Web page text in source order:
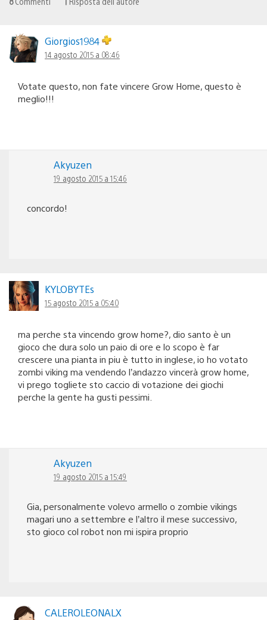
Giorgios1984
14 agosto 2015 a 08:46
Votate questo, non fate vincere Grow Home, questo è
meglio!!!
Akyuzen
19 agosto 2015 a 15:46
concordo!
KYLOBYTEs
15 agosto 2015 a 05:40
ma perche sta vincendo grow home?, dio santo è un
gioco che dura solo un paio di ore e lo scopo è far
crescere una pianta in piu è tutto in inglese, io ho votato
zombi viking ma vendendo l’andazzo vincerà grow home,
vi prego togliete sto caccio di votazione dei giochi
perche la gente ha gusti pessimi.
Akyuzen
19 agosto 2015 a 15:49
Gia, personalmente volevo armello o zombie vikings
magari uno a settembre e l’altro il mese successivo,
sto gioco col robot non mi ispira proprio
CALEROLEONALX